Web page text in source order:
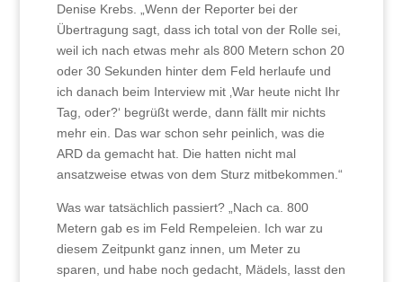
Denise Krebs. „Wenn der Reporter bei der
Übertragung sagt, dass ich total von der Rolle sei,
weil ich nach etwas mehr als 800 Metern schon 20
oder 30 Sekunden hinter dem Feld herlaufe und
ich danach beim Interview mit ‚War heute nicht Ihr
Tag, oder?‘ begrüßt werde, dann fällt mir nichts
mehr ein. Das war schon sehr peinlich, was die
ARD da gemacht hat. Die hatten nicht mal
ansatzweise etwas von dem Sturz mitbekommen.“
Was war tatsächlich passiert? „Nach ca. 800
Metern gab es im Feld Rempeleien. Ich war zu
diesem Zeitpunkt ganz innen, um Meter zu
sparen, und habe noch gedacht, Mädels, lasst den